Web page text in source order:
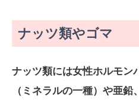
ナッツ類やゴマ
ナッツ類には女性ホルモン
（ミネラルの一種）や亜鉛